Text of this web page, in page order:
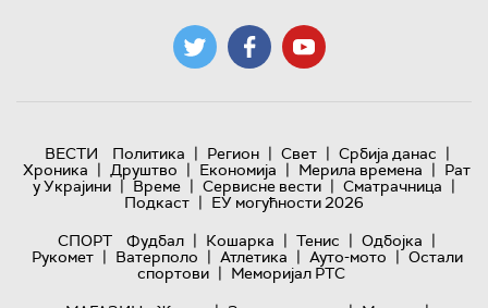
ВЕСТИ Политика | Регион | Свет | Србија данас |
Хроника | Друштво | Економија | Мерила времена | Рат
у Украјини | Време | Сервисне вести | Сматрачница |
Подкаст | ЕУ могућности 2026
СПОРТ
Фудбал | Кошарка | Тенис | Одбојка |
Рукомет | Ватерполо | Атлетика | Ауто-мото | Остали
спортови | Меморијал РТС